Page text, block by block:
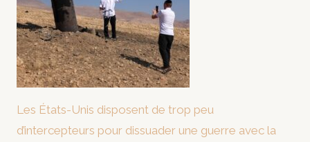
Les États-Unis disposent de trop peu
d’intercepteurs pour dissuader une guerre avec la